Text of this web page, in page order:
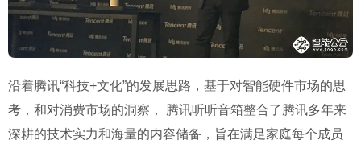
沿着腾讯“科技+文化”的发展思路，基于对智能硬件市场的思
考，和对消费市场的洞察， 腾讯听听音箱整合了腾讯多年来
深耕的技术实力和海量的内容储备，旨在满足家庭每个成员